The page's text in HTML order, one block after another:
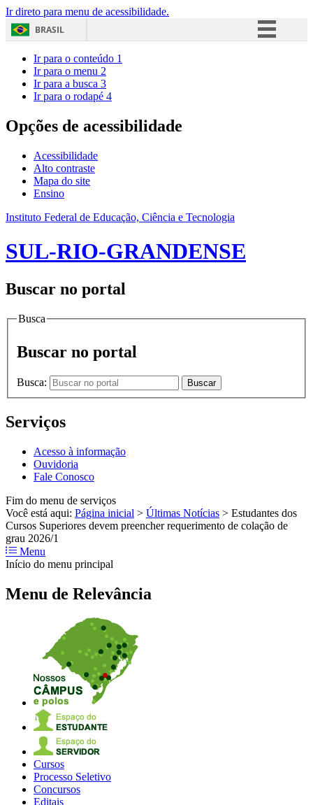
Ir direto para menu de acessibilidade.
BRASIL
Acesso à informação
Ir para o conteúdo 1
Ir para o menu 2
Ir para a busca 3
Ir para o rodapé 4
Opções de acessibilidade
Acessibilidade
Alto contraste
Mapa do site
Ensino
Instituto Federal de Educação, Ciência e Tecnologia
SUL-RIO-GRANDENSE
Buscar no portal
Busca
Buscar no portal
Busca: Buscar
Serviços
Acesso à informação
Ouvidoria
Fale Conosco
Fim do menu de serviços
Você está aqui: Página inicial > Últimas Notícias > Estudantes dos
Cursos Superiores devem preencher requerimento de colação de
grau 2026/1
Menu
Início do menu principal
Menu de Relevância
Cursos
Processo Seletivo
Concursos
Editais